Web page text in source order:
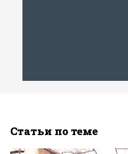
Статьи по теме